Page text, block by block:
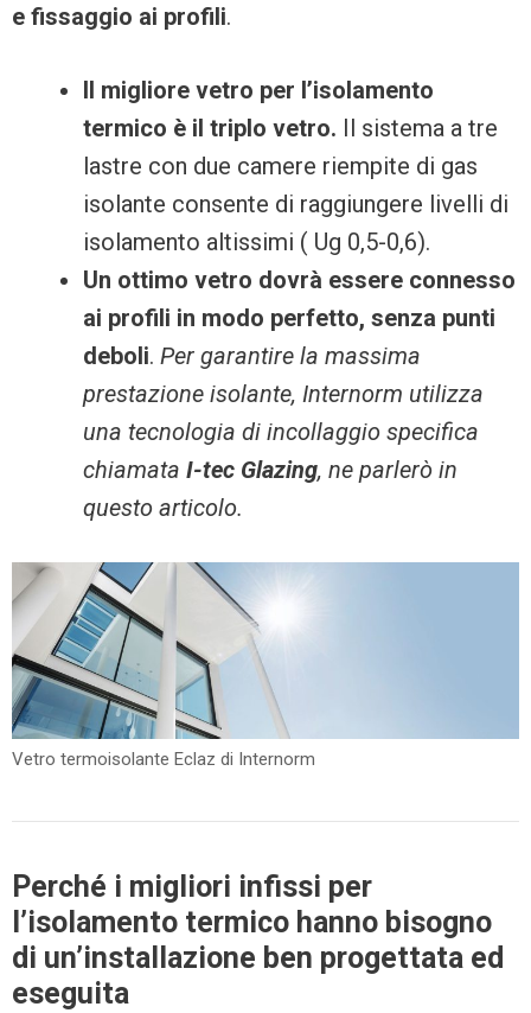
e fissaggio ai profili.
Il migliore vetro per l’isolamento
termico è il triplo vetro. Il sistema a tre
lastre con due camere riempite di gas
isolante consente di raggiungere livelli di
isolamento altissimi ( Ug 0,5-0,6).
Un ottimo vetro dovrà essere connesso
ai profili in modo perfetto, senza punti
deboli. Per garantire la massima
prestazione isolante, Internorm utilizza
una tecnologia di incollaggio specifica
chiamata I-tec Glazing, ne parlerò in
questo articolo.
Vetro termoisolante Eclaz di Internorm
Perché i migliori infissi per
l’isolamento termico hanno bisogno
di un’installazione ben progettata ed
eseguita